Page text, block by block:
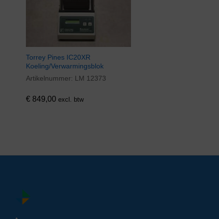
Torrey Pines IC20XR
Koeling/Verwarmingsblok
Artikelnummer: LM 12373
€ 849,00 excl. btw